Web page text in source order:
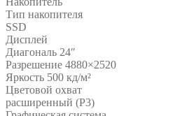
Тип накопителя
SSD
Дисплей
Диагональ 24″
Разрешение 4880×2520
Яркость 500 кд/м²
Цветовой охват
расширенный (P3)